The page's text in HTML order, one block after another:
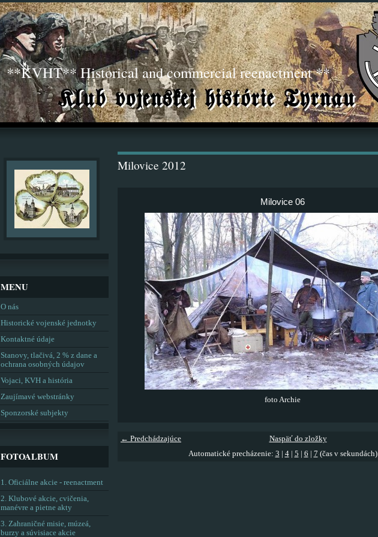
**KVHT** Historical and commercial reenactment **
Milovice 2012
Milovice 06
foto Archie
← Predchádzajúce
Naspäť do zložky
Automatické precházenie: 3 4| 5 6 7 (čas v sekundách)
MENU
O nás
Historické vojenské jednotky
Kontaktné údaje
Stanovy, tlačivá, 2 % z dane a
ochrana osobných údajov
Vojaci, KVH a história
Zaujímavé webstránky
Sponzorské subjekty
FOTOALBUM
1. Oficiálne akcie - reenactment
2. Klubové akcie, cvičenia,
manévre a pietne akty
3. Zahraničné misie, múzeá,
burzy a súvisiace akcie